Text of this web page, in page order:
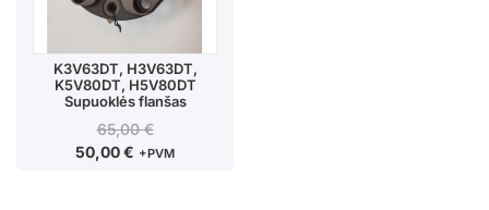
K3V63DT, H3V63DT,
K5V80DT, H5V80DT
Supuoklės flanšas
65,00€
50,00€ +PVM